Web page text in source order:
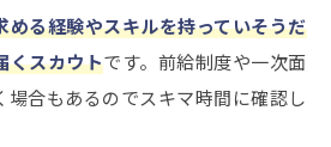
める経験やスキルを持っていそうだ
くスカウトです。前給制度や一次面
場合もあるのでスキマ時間に確認し